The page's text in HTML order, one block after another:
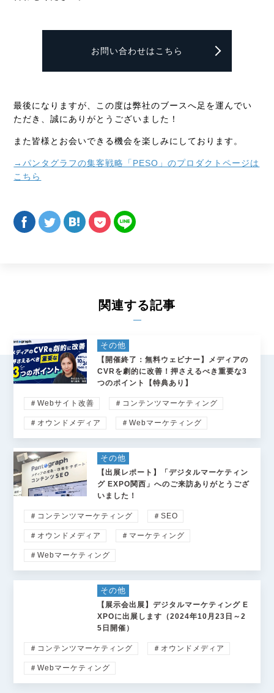
お問い合わせはこちら
最後になりますが、この度は弊社のブースへ足を運んでい
ただき、誠にありがとうございました！
また皆様とお会いできる機会を楽しみにしております。
→パンタグラフの集客戦略「PESO」のプロダクトページは
こちら
関連する記事
その他
【開催終了：無料ウェビナー】メディアの
CVRを劇的に改善！押さえるべき重要な3
つのポイント【特典あり】
＃Webサイト改善 ＃コンテンツマーケティング
＃オウンドメディア ＃Webマーケティング
その他
【出展レポート】「デジタルマーケティン
グ EXPO関西」へのご来訪ありがとうござ
いました！
＃コンテンツマーケティング ＃SEO
＃オウンドメディア ＃マーケティング
＃Webマーケティング
その他
【展示会出展】デジタルマーケティング E
XPOに出展します（2024年10月23日～2
5日開催）
＃コンテンツマーケティング ＃オウンドメディア
＃Webマーケティング